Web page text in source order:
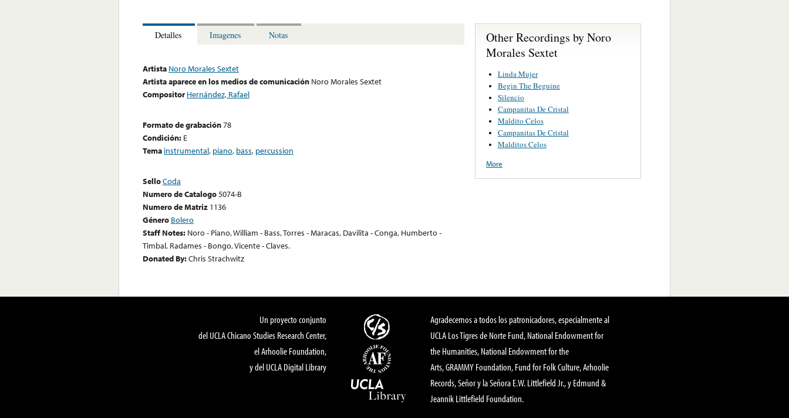
Detalles Imagenes Notas
Artista Noro Morales Sextet
Artista aparece en los medios de comunicación Noro Morales Sextet
Compositor Hernández, Rafael
Formato de grabación78
Condición: E
Tema instrumental, piano, bass, percussion
SelloCoda
Numero de Catalogo5074-B
Numero de Matriz 1136
Género Bolero
Staff Notes: Noro - Piano, William - Bass, Torres - Maracas, Davilita - Conga, Humberto -
Timbal, Radames - Bongo, Vicente - Claves.
Donated By:Chris Strachwitz
Other Recordings by Noro
Morales Sextet
Linda Mujer
Begin The Beguine
Silencio
Campanitas De Cristal
Maldito Celos
Campanitas De Cristal
Malditos Celos
More
Un proyecto conjunto
del UCLA Chicano Studies Research Center,
el Arhoolie Foundation,
y del UCLA Digital Library
Agradecemos a todos los patronicadores, especialmente al
UCLA Los Tigres de Norte Fund, National Endowment for
the Humanities, National Endowment for the
Arts, GRAMMY Foundation, Fund for Folk Culture, Arhoolie
Records, Señor y la Señora E.W. Littlefield Jr., y Edmund &
Jeannik Littlefield Foundation.